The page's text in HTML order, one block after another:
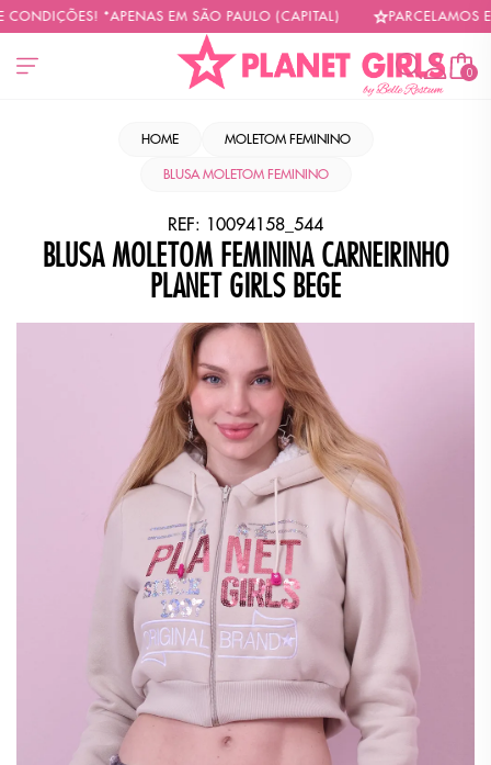
*APENAS EM SÃO PAULO (CAPITAL) PARCELAMOS EM
0
HOME MOLETOM FEMININO
BLUSA MOLETOM FEMININO
REF: 10094158_544
BLUSA MOLETOM FEMININA CARNEIRINHO
PLANET GIRLS BEGE